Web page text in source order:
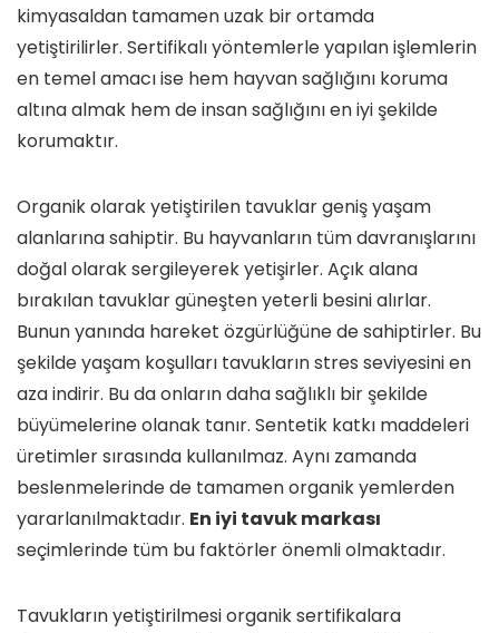
kimyasaldan tamamen uzak bir ortamda
yetiştirilirler. Sertifikalı yöntemlerle yapılan işlemlerin
en temel amacı ise hem hayvan sağlığını koruma
altına almak hem de insan sağlığını en iyi şekilde
korumaktır.
Organik olarak yetiştirilen tavuklar geniş yaşam
alanlarına sahiptir. Bu hayvanların tüm davranışlarını
doğal olarak sergileyerek yetişirler. Açık alana
bırakılan tavuklar güneşten yeterli besini alırlar.
Bunun yanında hareket özgürlüğüne de sahiptirler. Bu
şekilde yaşam koşulları tavukların stres seviyesini en
aza indirir. Bu da onların daha sağlıklı bir şekilde
büyümelerine olanak tanır. Sentetik katkı maddeleri
üretimler sırasında kullanılmaz. Aynı zamanda
beslenmelerinde de tamamen organik yemlerden
yararlanılmaktadır. En iyi tavuk markası
seçimlerinde tüm bu faktörler önemli olmaktadır.
Tavukların yetiştirilmesi organik sertifikalara